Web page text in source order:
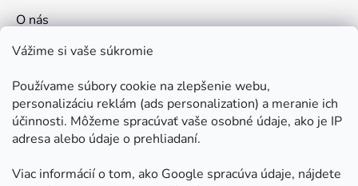
Vážime si vaše súkromie
Používame súbory cookie na zlepšenie webu,
personalizáciu reklám (ads personalization) a meranie ich
účinnosti. Môžeme spracúvať vaše osobné údaje, ako je IP
adresa alebo údaje o prehliadaní.
Viac informácií o tom, ako Google spracúva údaje, nájdete
O nás
Kontakt
Ako nakupovať
Obchodné podmienky
Ochrana osobných údajov
Odstúpenie od zmluvy